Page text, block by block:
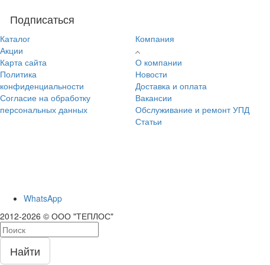
Подписаться
Каталог
Акции
Карта сайта
Политика
конфиденциальности
Согласие на обработку
персональных данных
Компания
О компании
Новости
Доставка и оплата
Вакансии
Обслуживание и ремонт УПД
Статьи
WhatsApp
2012-2026 © ООО "ТЕПЛОС"
Найти